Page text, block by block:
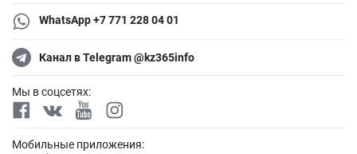
WhatsApp +7 771 228 04 01
Канал в Telegram @kz365info
Мы в соцсетях:
Мобильные приложения: